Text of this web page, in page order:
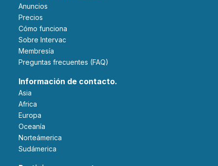
Anuncios
Precios
Cómo funciona
Sobre Intervac
Membresía
Preguntas frecuentes (FAQ)
Información de contacto.
Asia
Africa
Europa
Oceanía
Norteámerica
Sudámerica